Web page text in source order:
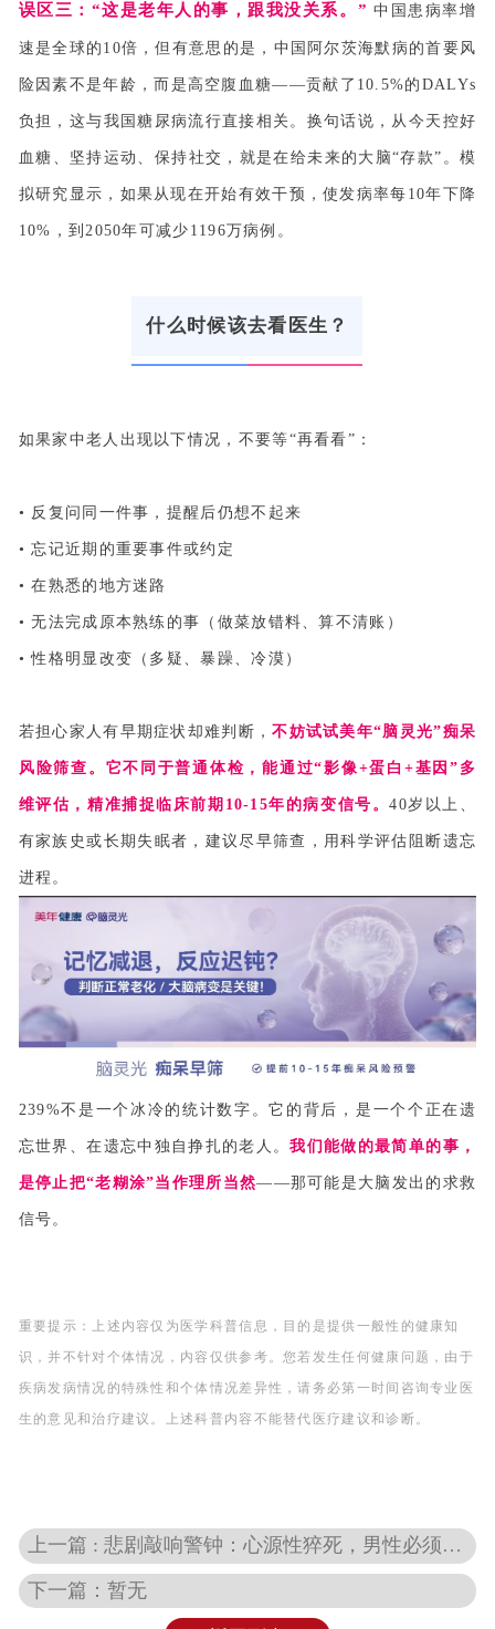
误区三：“这是老年人的事，跟我没关系。 ”中国患病率增
速是全球的10倍，但有意思的是，中国阿尔茨海默病的首要风
险因素不是年龄，而是高空腹血糖——贡献了10.5%的DALYs
负担，这与我国糖尿病流行直接相关。换句话说，从今天控好
血糖、坚持运动、保持社交，就是在给未来的大脑“存款”。模
拟研究显示，如果从现在开始有效干预，使发病率每10年下降
10%，到2050年可减少1196万病例。
什么时候该去看医生？
如果家中老人出现以下情况，不要等“再看看”：
• 反复问同一件事，提醒后仍想不起来
• 忘记近期的重要事件或约定
• 在熟悉的地方迷路
• 无法完成原本熟练的事（做菜放错料、算不清账）
• 性格明显改变（多疑、暴躁、冷漠）
若担心家人有早期症状却难判断，不妨试试美年“脑灵光”痴呆
风险筛查。它不同于普通体检，能通过“影像+蛋白+基因”多
维评估，精准捕捉临床前期10-15年的病变信号。40岁以上、
有家族史或长期失眠者，建议尽早筛查，用科学评估阻断遗忘
进程。
239%不是一个冰冷的统计数字。它的背后，是一个个正在遗
忘世界、在遗忘中独自挣扎的老人。我们能做的最简单的事，
是停止把“老糊涂”当作理所当然——那可能是大脑发出的求救
信号。
重要提示：上述内容仅为医学科普信息，目的是提供一般性的健康知
识，并不针对个体情况，内容仅供参考。您若发生任何健康问题，由于
疾病发病情况的特殊性和个体情况差异性，请务必第一时间咨询专业医
生的意见和治疗建议。上述科普内容不能替代医疗建议和诊断。
上一篇 : 悲剧敲响警钟：心源性猝死，男性必须正视的“心血管警报”！
下一篇：暂无